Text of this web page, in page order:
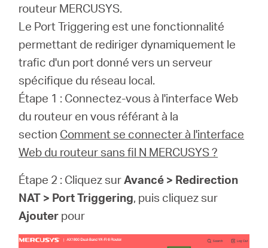
Mercusys
Canada
Français
routeur MERCUSYS.
Le Port Triggering est une fonctionnalité
permettant de rediriger dynamiquement le
trafic d'un port donné vers un serveur
spécifique du réseau local.
Étape 1 : Connectez-vous à l'interface Web
du routeur en vous référant à la
section Comment se connecter à l'interface
Web du routeur sans fil N MERCUSYS ?
Étape 2 : Cliquez surAvancé > Redirection
NAT > Port Triggering, puis cliquez sur
Ajouter pour